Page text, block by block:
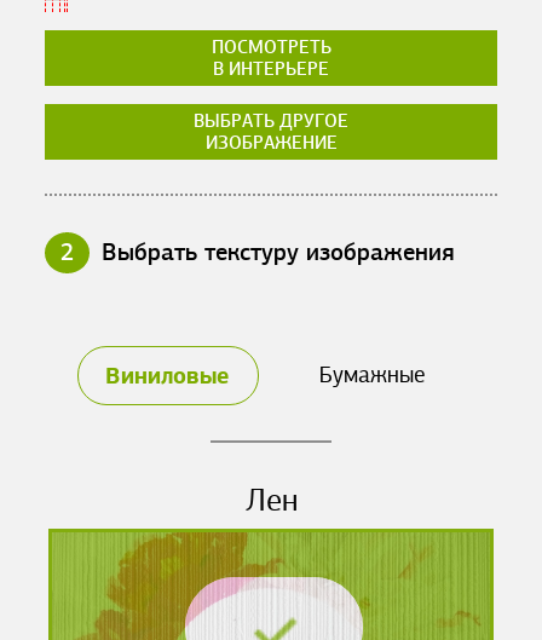
ПОСМОТРЕТЬ
В ИНТЕРЬЕРЕ
ВЫБРАТЬ ДРУГОЕ
ИЗОБРАЖЕНИЕ
2 Выбрать текстуру изображения
Виниловые Бумажные
Лен